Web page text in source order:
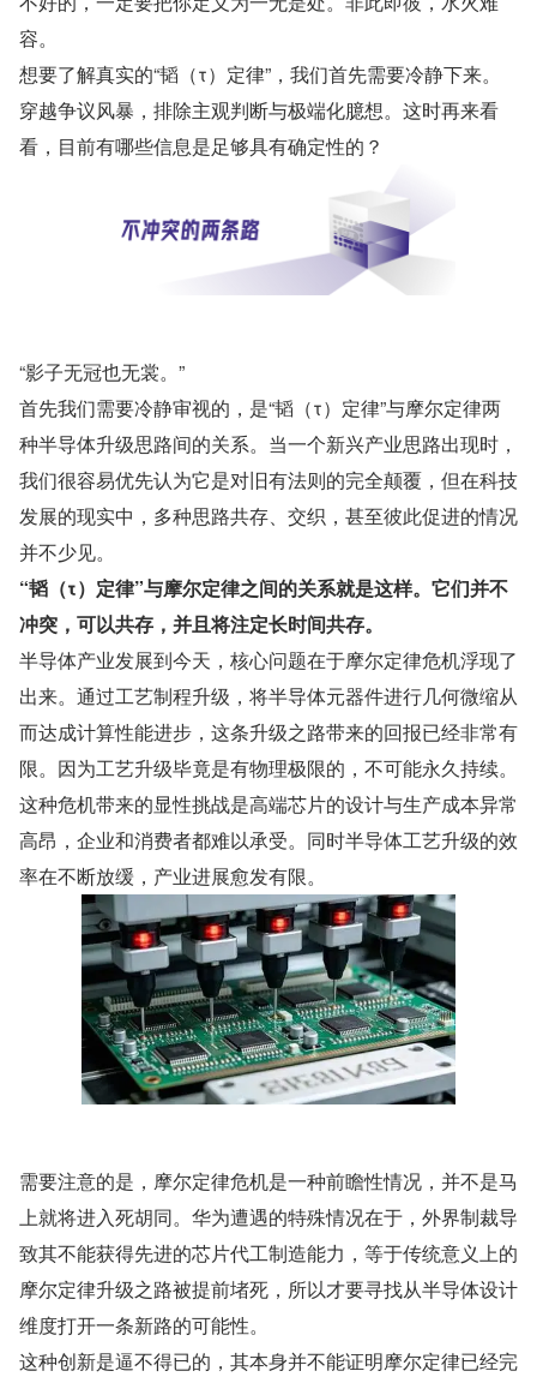
容。
想要了解真实的“韬（τ）定律”，我们首先需要冷静下来。
穿越争议风暴，排除主观判断与极端化臆想。这时再来看
看，目前有哪些信息是足够具有确定性的？
“影子无冠也无裳。”
首先我们需要冷静审视的，是“韬（τ）定律”与摩尔定律两
种半导体升级思路间的关系。当一个新兴产业思路出现时，
我们很容易优先认为它是对旧有法则的完全颠覆，但在科技
发展的现实中，多种思路共存、交织，甚至彼此促进的情况
并不少见。
“韬（τ）定律”与摩尔定律之间的关系就是这样。它们并不
冲突，可以共存，并且将注定长时间共存。
半导体产业发展到今天，核心问题在于摩尔定律危机浮现了
出来。通过工艺制程升级，将半导体元器件进行几何微缩从
而达成计算性能进步，这条升级之路带来的回报已经非常有
限。因为工艺升级毕竟是有物理极限的，不可能永久持续。
这种危机带来的显性挑战是高端芯片的设计与生产成本异常
高昂，企业和消费者都难以承受。同时半导体工艺升级的效
率在不断放缓，产业进展愈发有限。
需要注意的是，摩尔定律危机是一种前瞻性情况，并不是马
上就将进入死胡同。华为遭遇的特殊情况在于，外界制裁导
致其不能获得先进的芯片代工制造能力，等于传统意义上的
摩尔定律升级之路被提前堵死，所以才要寻找从半导体设计
维度打开一条新路的可能性。
这种创新是逼不得已的，其本身并不能证明摩尔定律已经完